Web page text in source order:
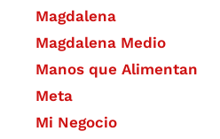
Magdalena
Magdalena Medio
Manos que Alimentan
Meta
Mi Negocio